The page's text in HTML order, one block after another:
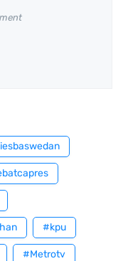
#kpu
#Metrotv